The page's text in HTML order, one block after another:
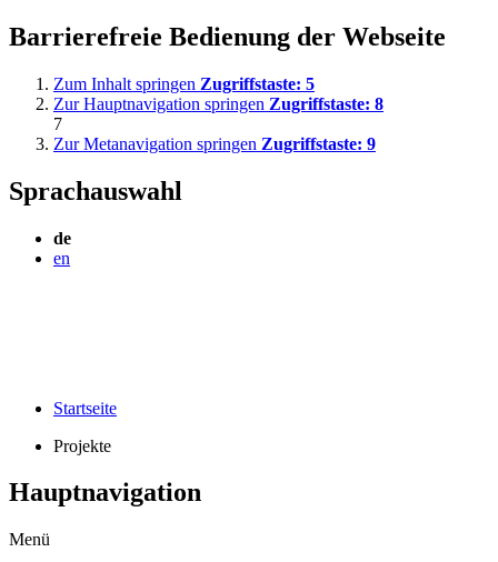
Barrierefreie Bedienung der Webseite
Zum Inhalt springen Zugriffstaste: 5
Zur Hauptnavigation springen Zugriffstaste: 8
7
Zur Metanavigation springen Zugriffstaste: 9
Sprachauswahl
de
en
Startseite
Projekte
Hauptnavigation
Menü